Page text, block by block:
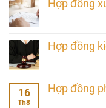
Hợp đồng
Hợp đồng
16
Th8
Hợp đồng